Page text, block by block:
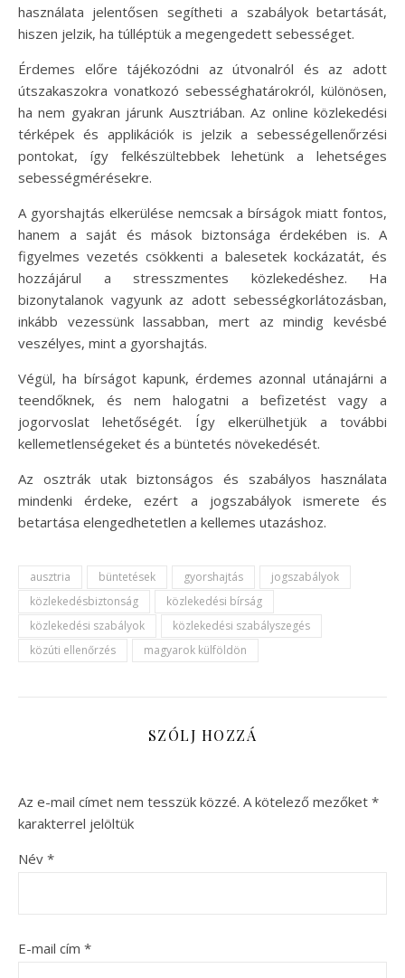
használata jelentősen segítheti a szabályok betartását,
hiszen jelzik, ha túlléptük a megengedett sebességet.
Érdemes előre tájékozódni az útvonalról és az adott
útszakaszokra vonatkozó sebességhatárokról, különösen,
ha nem gyakran járunk Ausztriában. Az online közlekedési
térképek és applikációk is jelzik a sebességellenőrzési
pontokat, így felkészültebbek lehetünk a lehetséges
sebességmérésekre.
A gyorshajtás elkerülése nemcsak a bírságok miatt fontos,
hanem a saját és mások biztonsága érdekében is. A
figyelmes vezetés csökkenti a balesetek kockázatát, és
hozzájárul a stresszmentes közlekedéshez. Ha
bizonytalanok vagyunk az adott sebességkorlátozásban,
inkább vezessünk lassabban, mert az mindig kevésbé
veszélyes, mint a gyorshajtás.
Végül, ha bírságot kapunk, érdemes azonnal utánajárni a
teendőknek, és nem halogatni a befizetést vagy a
jogorvoslat lehetőségét. Így elkerülhetjük a további
kellemetlenségeket és a büntetés növekedését.
Az osztrák utak biztonságos és szabályos használata
mindenki érdeke, ezért a jogszabályok ismerete és
betartása elengedhetetlen a kellemes utazáshoz.
ausztria büntetések gyorshajtás
jogszabályok
közlekedésbiztonság
közlekedési bírság
közlekedési szabályok
közlekedési szabályszegés
közúti ellenőrzés
magyarok külföldön
SZÓLJ HOZZÁ
Az e-mail címet nem tesszük közzé. A kötelező mezőket *
karakterrel jelöltük
Név *
E-mail cím *